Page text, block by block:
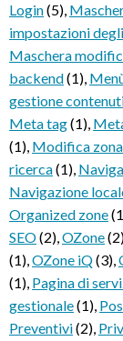
Login(5),
impostazioni
Maschera
backend(1),
gestione
Meta tag(1),
(1), Modifica zona
ricerca(1),
Navigazione
Organized zone
SEO(2),OZone
(1),OZone iQ(3),
(1), Pagina di
gestionale(1),
Preventivi(2),